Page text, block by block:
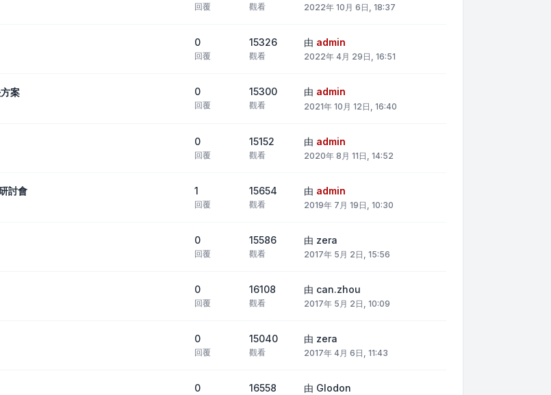
回覆 觀看 2022年 10月 6日, 18:37
0
回覆
15326
觀看
由 admin
2022年 4月 29日, 16:51
案 0
回覆
15300
觀看
由 admin
2021年 10月 12日, 16:40
0
回覆
15152
觀看
由 admin
2020年 8月 11日, 14:52
討會 1
回覆
15654
觀看
由 admin
2019年 7月 19日, 10:30
0
回覆
15586
觀看
由 zera
2017年 5月 2日, 15:56
0
回覆
16108
觀看
由 can.zhou
2017年 5月 2日, 10:09
0
回覆
15040
觀看
由 zera
2017年 4月 6日, 11:43
0 16558 由 Glodon